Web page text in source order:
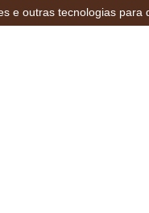
e outras tecnologias para